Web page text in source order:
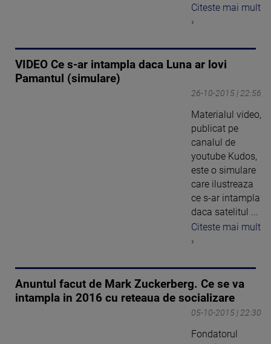
Citeste mai mult
›
VIDEO Ce s-ar intampla daca Luna ar lovi
Pamantul (simulare)
26-10-2015 | 22:56
Materialul video,
publicat pe
canalul de
youtube Kudos,
este o simulare
care ilustreaza
ce s-ar intampla
daca satelitul ...
Citeste mai mult
›
Anuntul facut de Mark Zuckerberg. Ce se va
intampla in 2016 cu reteaua de socializare
05-10-2015 | 22:30
Fondatorul